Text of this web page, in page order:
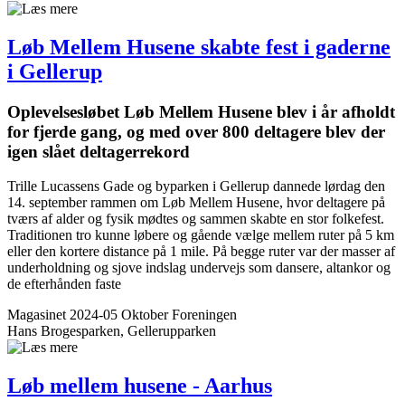
Løb Mellem Husene skabte fest i gaderne
i Gellerup
Oplevelsesløbet Løb Mellem Husene blev i år afholdt
for fjerde gang, og med over 800 deltagere blev der
igen slået deltagerrekord
Trille Lucassens Gade og byparken i Gellerup dannede lørdag den
14. september rammen om Løb Mellem Husene, hvor deltagere på
tværs af alder og fysik mødtes og sammen skabte en stor folkefest.
Traditionen tro kunne løbere og gående vælge mellem ruter på 5 km
eller den kortere distance på 1 mile. På begge ruter var der masser af
underholdning og sjove indslag undervejs som dansere, altankor og
de efterhånden faste
Magasinet 2024-05 Oktober Foreningen
Hans Brogesparken, Gellerupparken
Løb mellem husene - Aarhus